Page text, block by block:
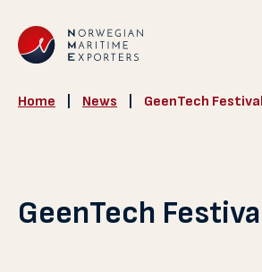
Home News GeenTech
GeenTech